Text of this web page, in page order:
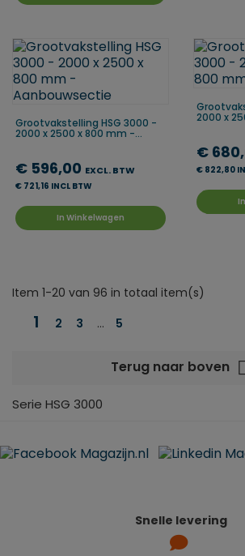
Grootvakstelling HSG 3000 -
2000 x 2500 x 800 mm -...
€ 596,00 EXCL. BTW
€ 721,16 INCL BTW
In Winkelwagen
2000 x
€
€ 822,80
Item 1-20 van 96 in totaal item(s)
1 2 3 … 5
Terug naar boven
Serie HSG 3000
Snelle levering